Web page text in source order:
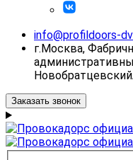
info@profildoors-
г.Москва,
Новобратцевский
Заказать звонок